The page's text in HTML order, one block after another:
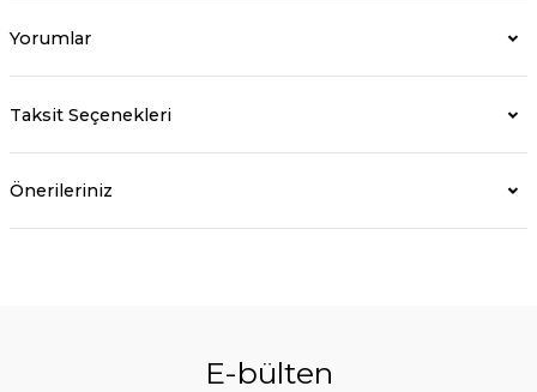
Yorumlar
Taksit Seçenekleri
Önerileriniz
E-bülten